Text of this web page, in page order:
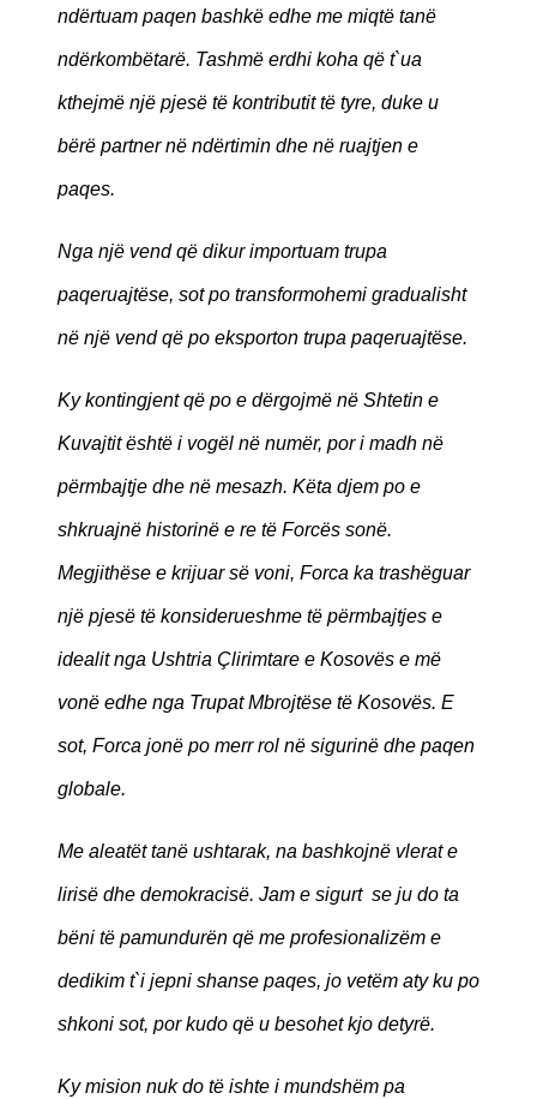
ndërtuam paqen bashkë edhe me miqtë tanë
ndërkombëtarë. Tashmë erdhi koha që t`ua
kthejmë një pjesë të kontributit të tyre, duke u
bërë partner në ndërtimin dhe në ruajtjen e
paqes.
Nga një vend që dikur importuam trupa
paqeruajtëse, sot po transformohemi gradualisht
në një vend që po eksporton trupa paqeruajtëse.
Ky kontingjent që po e dërgojmë në Shtetin e
Kuvajtit është i vogël në numër, por i madh në
përmbajtje dhe në mesazh. Këta djem po e
shkruajnë historinë e re të Forcës sonë.
Megjithëse e krijuar së voni, Forca ka trashëguar
një pjesë të konsiderueshme të përmbajtjes e
idealit nga Ushtria Çlirimtare e Kosovës e më
vonë edhe nga Trupat Mbrojtëse të Kosovës. E
sot, Forca jonë po merr rol në sigurinë dhe paqen
globale.
Me aleatët tanë ushtarak, na bashkojnë vlerat e
lirisë dhe demokracisë. Jam e sigurt se ju do ta
bëni të pamundurën që me profesionalizëm e
dedikim t`i jepni shanse paqes, jo vetëm aty ku po
shkoni sot, por kudo që u besohet kjo detyrë.
Ky mision nuk do të ishte i mundshëm pa